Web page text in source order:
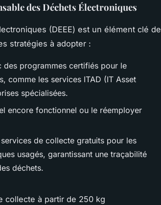
des Déchets Électroniques
(DEEE) est un élément clé de
stratégies à adopter :
des programmes certifiés pour le
comme les services ITAD (IT Asset
spécialisées.
encore fonctionnel ou le réemployer
de collecte gratuits pour les
usagés, garantissant une traçabilité
déchets.
collecte à partir de 250 kg